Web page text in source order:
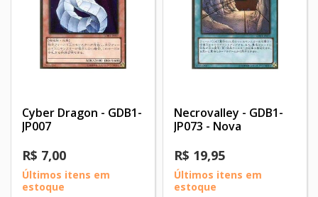
Cyber Dragon - GDB1-
JP007
R$ 7,00
Últimos itens em
estoque
Necrovalley - GDB1-
JP073 - Nova
R$ 19,95
Últimos itens em
estoque